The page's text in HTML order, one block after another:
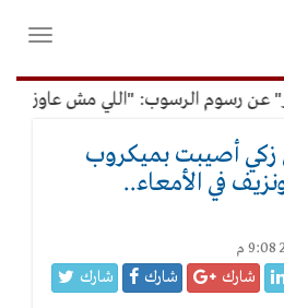
فتح
عن رسوم الرسوب: "اللي مش عاوز
أصيبت بميكروب
في الأمعاء..
شارك شارك شارك